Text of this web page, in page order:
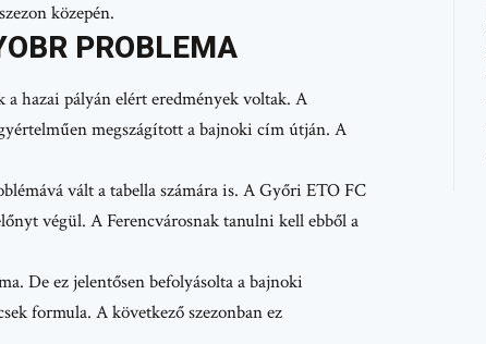
közepén.
PROBLEMA
a hazai pályán elért eredmények voltak. A
megszágított a bajnoki cím útján. A
vált a tabella számára is. A Győri ETO FC
végül. A Ferencvárosnak tanulni kell ebből a
De ez jelentősen befolyásolta a bajnoki
formula. A következő szezonban ez